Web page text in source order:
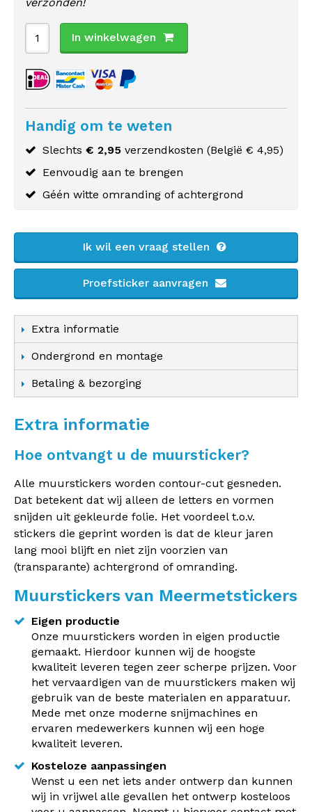
In winkelwagen
Handig om te weten
Slechts € 2,95 verzendkosten (België € 4,95)
Eenvoudig aan te brengen
Géén witte omranding of achtergrond
Ik wil een vraag stellen
Proefsticker aanvragen
Extra informatie
Ondergrond en montage
Betaling & bezorging
Extra informatie
Hoe ontvangt u de muursticker?
Alle muurstickers worden contour-cut gesneden.
Dat betekent dat wij alleen de letters en vormen
snijden uit gekleurde folie. Het voordeel t.o.v.
stickers die geprint worden is dat de kleur jaren
lang mooi blijft en niet zijn voorzien van
(transparante) achtergrond of omranding.
Muurstickers van Meermetstickers
Eigen productie
Onze muurstickers worden in eigen productie
gemaakt. Hierdoor kunnen wij de hoogste
kwaliteit leveren tegen zeer scherpe prijzen. Voor
het vervaardigen van de muurstickers maken wij
gebruik van de beste materialen en apparatuur.
Mede met onze moderne snijmachines en
ervaren medewerkers kunnen wij een hoge
kwaliteit leveren.
Kosteloze aanpassingen
Wenst u een net iets ander ontwerp dan kunnen
wij in vrijwel alle gevallen het ontwerp kosteloos